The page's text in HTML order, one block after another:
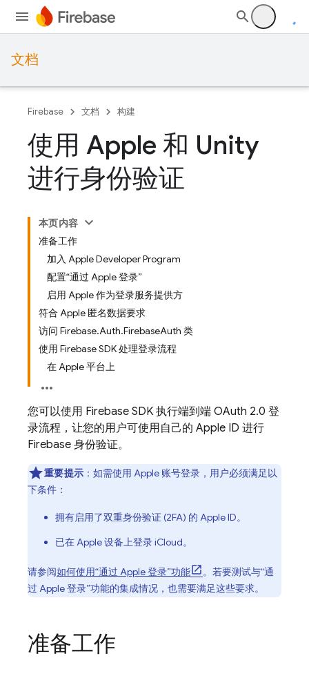
文档
Firebase 文档 构建
使用 Apple 和 Unity
进行身份验证
本页内容
准备工作
加入 Apple Developer Program
配置“通过 Apple 登录”
启用 Apple 作为登录服务提供方
符合 Apple 匿名数据要求
访问 Firebase.Auth.FirebaseAuth 类
使用 Firebase SDK 处理登录流程
在 Apple 平台上
您可以使用 Firebase SDK 执行端到端 OAuth 2.0 登
录流程，让您的用户可使用自己的 Apple ID 进行
Firebase 身份验证。
重要提示 ：如需使用 Apple 账号登录，用户必须满足以
下条件：
拥有启用了双重身份验证 (2FA) 的 Apple ID。
已在 Apple 设备上登录 iCloud。
请参阅如何使用“通过 Apple 登录”功能
。若要测试与“通
过 Apple 登录”功能的集成情况，也需要满足这些要求。
准备工作